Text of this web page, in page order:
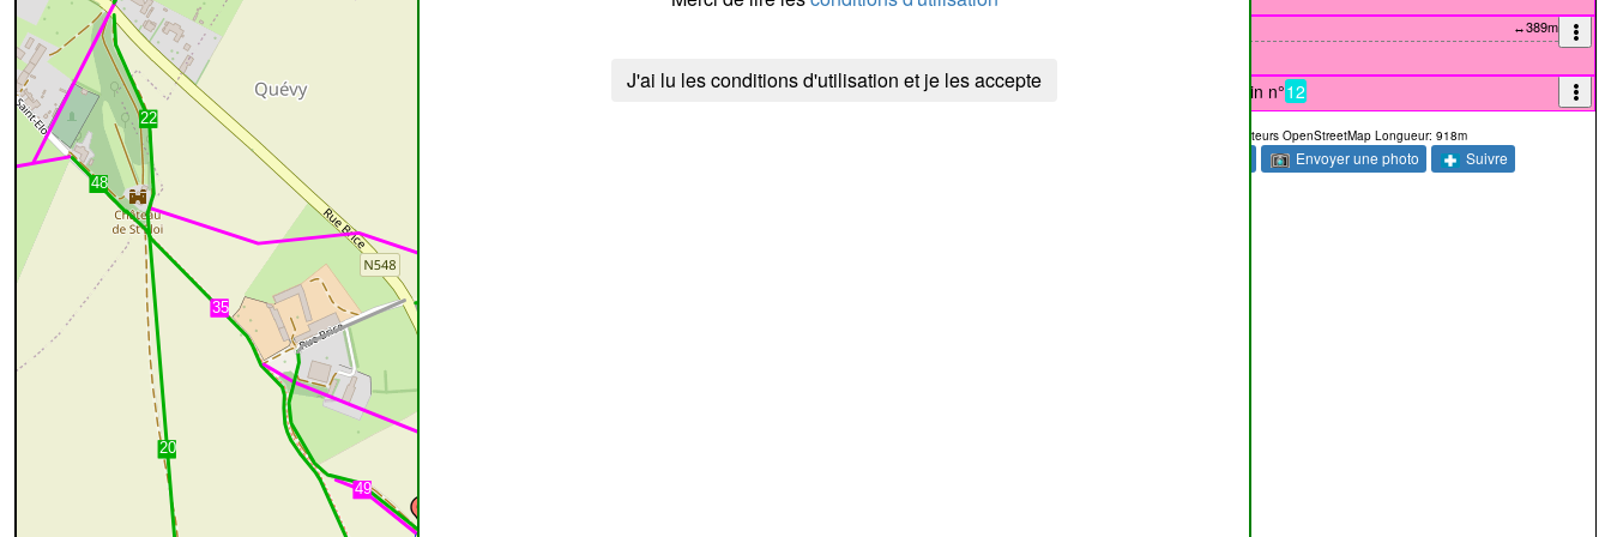
J'ai lu les conditions d'utilisation et je les accepte
↔389m
E Le sentier aboutit/aboutissait au chemin n°12
:données provenant des contributeurs OpenStreetMap Longueur: 918m
Envoyer une photo Suivre